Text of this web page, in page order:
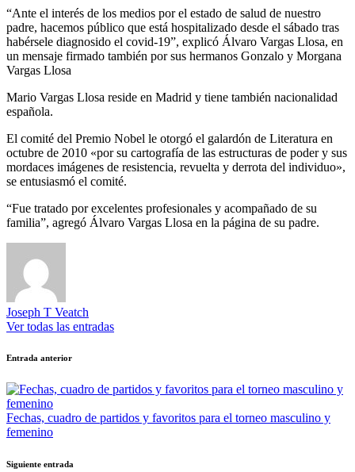
“Ante el interés de los medios por el estado de salud de nuestro
padre, hacemos público que está hospitalizado desde el sábado tras
habérsele diagnosido el covid-19”, explicó Álvaro Vargas Llosa, en
un mensaje firmado también por sus hermanos Gonzalo y Morgana
Vargas Llosa
Mario Vargas Llosa reside en Madrid y tiene también nacionalidad
española.
El comité del Premio Nobel le otorgó el galardón de Literatura en
octubre de 2010 «por su cartografía de las estructuras de poder y sus
mordaces imágenes de resistencia, revuelta y derrota del individuo»,
se entusiasmó el comité.
“Fue tratado por excelentes profesionales y acompañado de su
familia”, agregó Álvaro Vargas Llosa en la página de su padre.
Joseph T Veatch
Ver todas las entradas
Navegación
de
entradas
Entrada anterior
Fechas, cuadro de partidos y favoritos para el torneo masculino y
femenino
Siguiente entrada